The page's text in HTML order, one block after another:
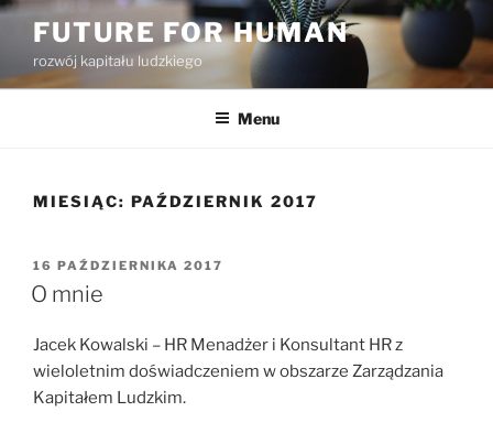
Przejdź
treści
FUTURE FOR HUMAN
rozwój kapitału ludzkiego
Menu
MIESIĄC: PAŹDZIERNIK 2017
OPUBLIKOWANE
W
16 PAŹDZIERNIKA 2017
O mnie
Jacek Kowalski – HR Menadżer i Konsultant HR z
wieloletnim doświadczeniem w obszarze Zarządzania
Kapitałem Ludzkim.